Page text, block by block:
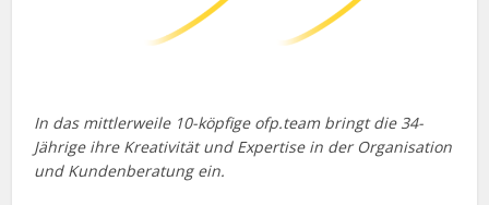
In das mittlerweile 10-köpfige ofp.team bringt die 34-
Jährige ihre Kreativität und Expertise in der Organisation
und Kundenberatung ein.